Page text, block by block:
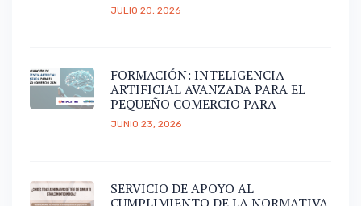
JULIO 20, 2026
FORMACIÓN: INTELIGENCIA
ARTIFICIAL AVANZADA PARA EL
PEQUEÑO COMERCIO PARA
JUNIO 23, 2026
SERVICIO DE APOYO AL